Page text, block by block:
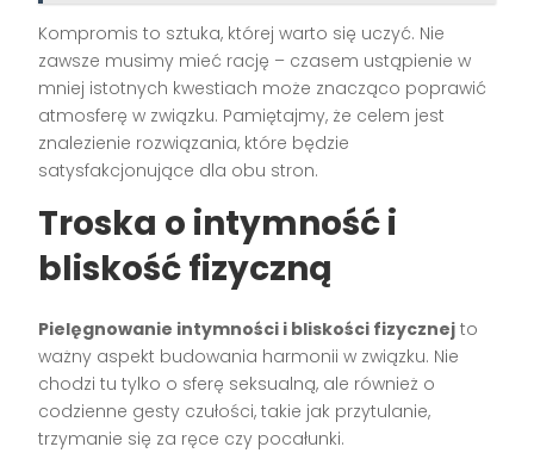
Kompromis to sztuka, której warto się uczyć. Nie
zawsze musimy mieć rację – czasem ustąpienie w
mniej istotnych kwestiach może znacząco poprawić
atmosferę w związku. Pamiętajmy, że celem jest
znalezienie rozwiązania, które będzie
satysfakcjonujące dla obu stron.
Troska o intymność i
bliskość fizyczną
Pielęgnowanie intymności i bliskości fizycznej to
ważny aspekt budowania harmonii w związku. Nie
chodzi tu tylko o sferę seksualną, ale również o
codzienne gesty czułości, takie jak przytulanie,
trzymanie się za ręce czy pocałunki.